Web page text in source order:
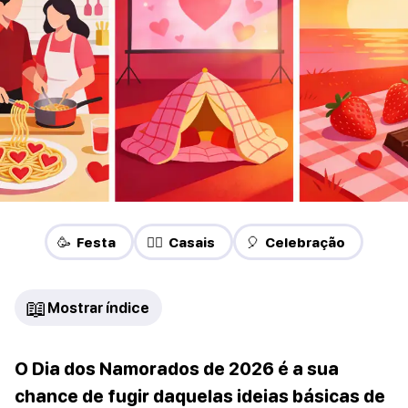
🥳 Festa ❤️‍🔥 Casais 🎈 Celebração
📖 Mostrar índice
O Dia dos Namorados de 2026 é a sua
chance de fugir daquelas ideias básicas de